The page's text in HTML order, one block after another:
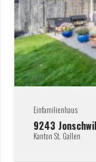
Einfamilienhaus
9243 Jonschwil
Kanton St. Gallen